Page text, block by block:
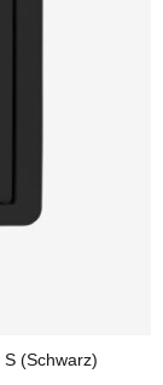
S (Schwarz)